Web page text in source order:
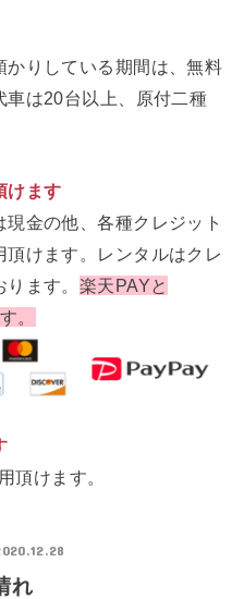
りしている期間は、無料
車は20台以上、原付二種
けます
金の他、各種クレジット
けます。レンタルはクレ
ます。 楽天PAYと
。
頂けます。
れ